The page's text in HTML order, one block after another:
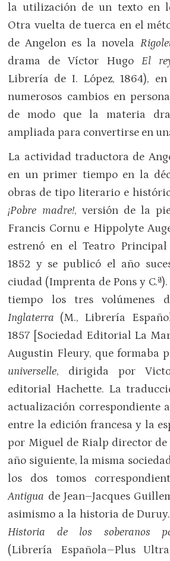
la utilización de un texto en
Otra vuelta de tuerca en el
de Angelon es la novela
drama de Víctor Hugo El
Librería de I. López, 1864),
numerosos cambios en
de modo que la materia
ampliada para convertirse en
La actividad traductora de
en un primer tiempo en la
obras de tipo literario e
¡Pobre madre!, versión de la
Francis Cornu e Hippolyte
estrenó en el Teatro
1852 y se publicó el año
ciudad (Imprenta de Pons y
tiempo los tres
Inglaterra (M., Librería
1857 [Sociedad Editorial La
Augustin Fleury, que formaba
universelle, dirigida por
editorial Hachette. La
actualización correspondiente
entre la edición francesa y la
por Miguel de Rialp director
año siguiente, la misma
los dos tomos
Antigua de Jean–Jacques
asimismo a la historia de
Historia de los soberanos
(Librería Española–Plus